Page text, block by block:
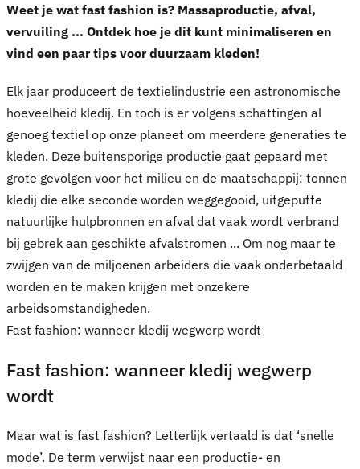
Weet je wat fast fashion is? Massaproductie, afval,
vervuiling ... Ontdek hoe je dit kunt minimaliseren en
vind een paar tips voor duurzaam kleden!
Elk jaar produceert de textielindustrie een astronomische
hoeveelheid kledij. En toch is er volgens schattingen al
genoeg textiel op onze planeet om meerdere generaties te
kleden. Deze buitensporige productie gaat gepaard met
grote gevolgen voor het milieu en de maatschappij: tonnen
kledij die elke seconde worden weggegooid, uitgeputte
natuurlijke hulpbronnen en afval dat vaak wordt verbrand
bij gebrek aan geschikte afvalstromen ... Om nog maar te
zwijgen van de miljoenen arbeiders die vaak onderbetaald
worden en te maken krijgen met onzekere
arbeidsomstandigheden.
Fast fashion: wanneer kledij wegwerp wordt
Fast fashion: wanneer kledij wegwerp
wordt
Maar wat is fast fashion? Letterlijk vertaald is dat ‘snelle
mode’. De term verwijst naar een productie- en